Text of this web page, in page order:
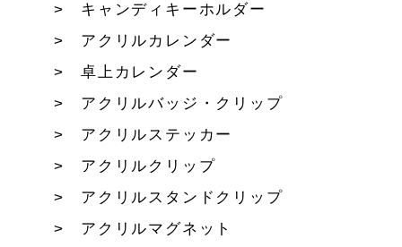
キャンディキーホルダー
アクリルカレンダー
卓上カレンダー
アクリルバッジ・クリップ
アクリルステッカー
アクリルクリップ
アクリルスタンドクリップ
アクリルマグネット